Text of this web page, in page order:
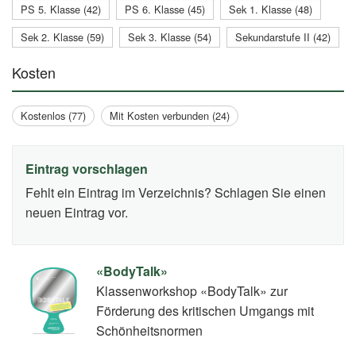
«BodyTalk»
Klassenworkshop «BodyTalk» zur
Förderung des kritischen Umgangs mit
Schönheitsnormen
PS 5. Klasse (42)
PS 6. Klasse (45)
Sek 1. Klasse (48)
Sek 2. Klasse (59)
Sek 3. Klasse (54) Sekundarstufe II (42)
Kosten
Kostenlos (77) Mit Kosten verbunden (24)
Eintrag vorschlagen
Fehlt ein Eintrag im Verzeichnis? Schlagen Sie einen
neuen Eintrag vor.